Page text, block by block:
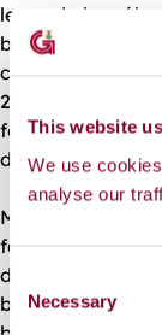
This website
We use
analyse our
C
o
Necessary
le cead pleanála
beartú ar
chosaint
2004, ní mór cloí
fógra a thabhairt
dhéantar faoi na
Más mian leat
faoi iarratas a
déanmhas atá i
beartaithe